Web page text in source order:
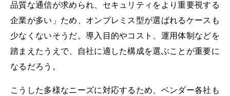
品質な通信が求められ、セキュリティをより重要視する
企業が多い」ため、オンプレミス型が選ばれるケースも
少なくないそうだ。導入目的やコスト、運用体制などを
踏まえたうえで、自社に適した構成を選ぶことが重要に
なるだろう。
こうした多様なニーズに対応するため、ベンダー各社も